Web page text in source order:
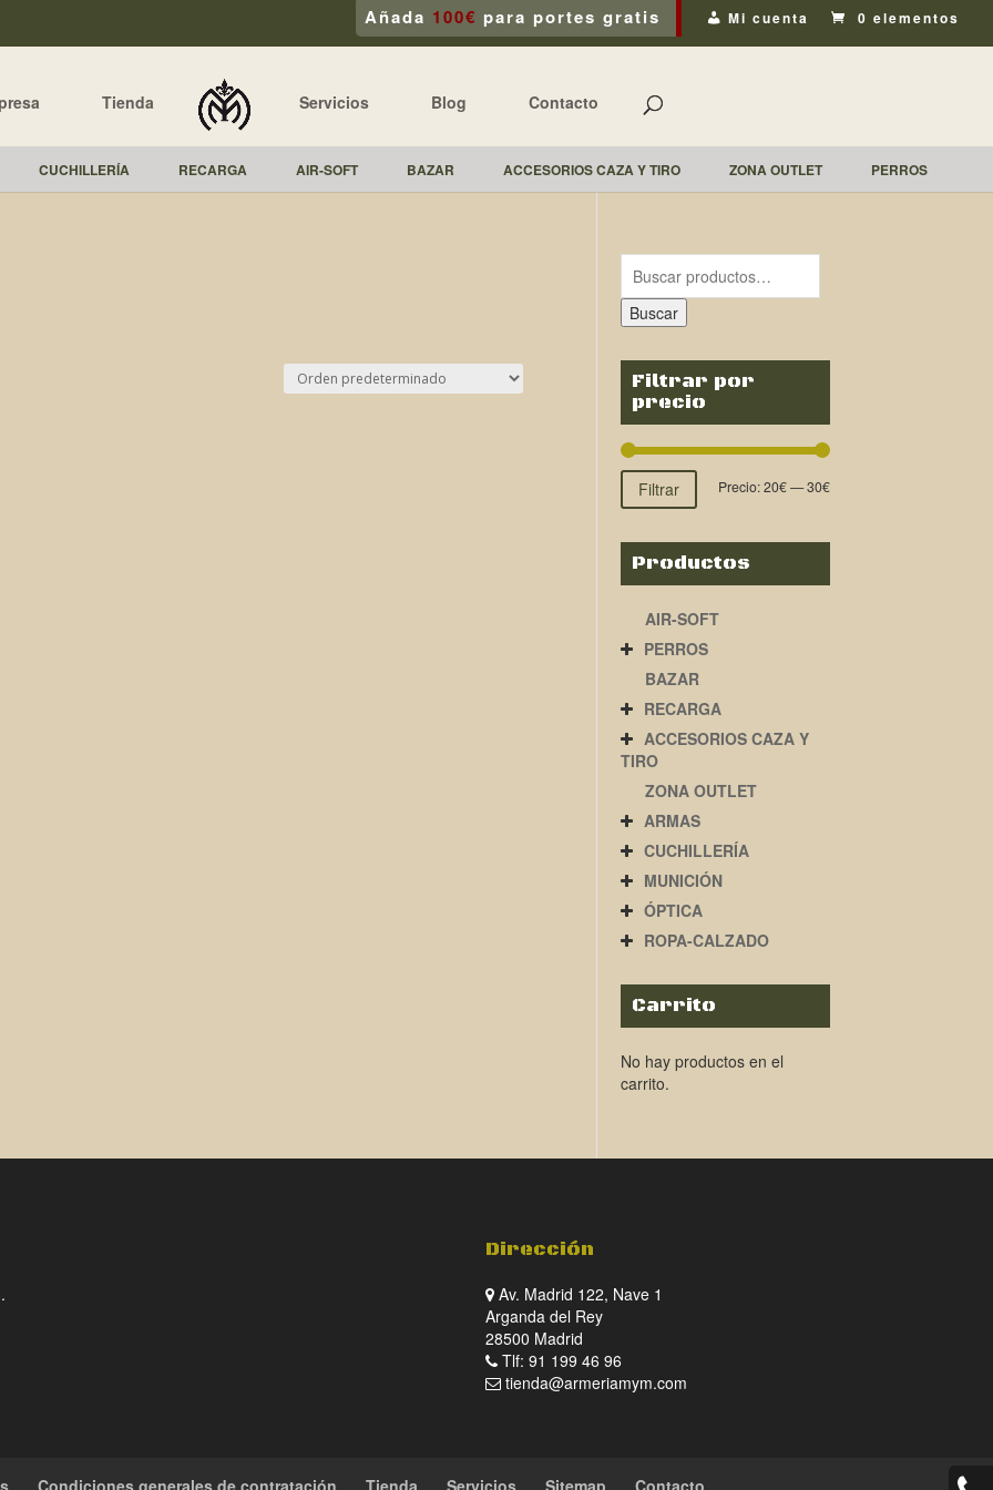
Añada 100€ para portes gratis Mi cuenta 0 elementos
Tienda Servicios Blog Contacto
CUCHILLERÍA RECARGA AIR-SOFT BAZAR ACCESORIOS CAZA Y TIRO ZONA OUTLET PERROS
Buscar
Filtrar por
precio
Filtrar Precio:20€—30€
Productos
AIR-SOFT
PERROS
BAZAR
RECARGA
ACCESORIOS CAZA Y
TIRO
ZONA OUTLET
ARMAS
CUCHILLERÍA
MUNICIÓN
ÓPTICA
ROPA-CALZADO
Carrito
No hay productos en el
carrito.
Dirección
Av. Madrid 122, Nave 1
Arganda del Rey
28500 Madrid
Tlf: 91 199 46 96
tienda@armeriamym.com